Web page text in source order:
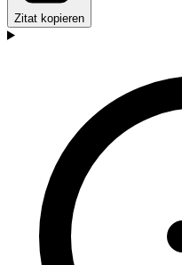
Zitat kopieren